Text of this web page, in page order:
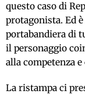
questo caso di
protagonista. Ed
portabandiera di
il personaggio
alla competenza
La ristampa ci